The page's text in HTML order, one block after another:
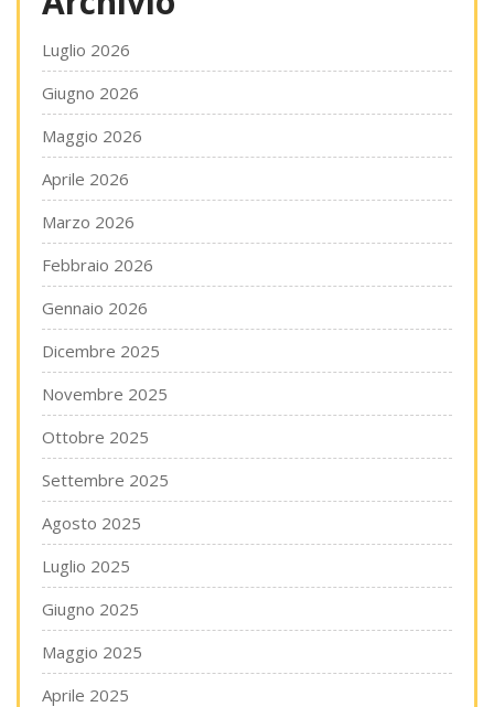
Luglio 2026
Giugno 2026
Maggio 2026
Aprile 2026
Marzo 2026
Febbraio 2026
Gennaio 2026
Dicembre 2025
Novembre 2025
Ottobre 2025
Settembre 2025
Agosto 2025
Luglio 2025
Giugno 2025
Maggio 2025
Aprile 2025